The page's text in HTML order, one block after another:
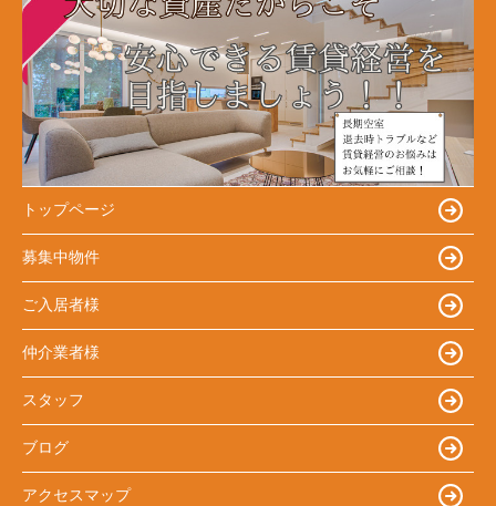
トップページ
募集中物件
ご入居者様
仲介業者様
スタッフ
ブログ
アクセスマップ